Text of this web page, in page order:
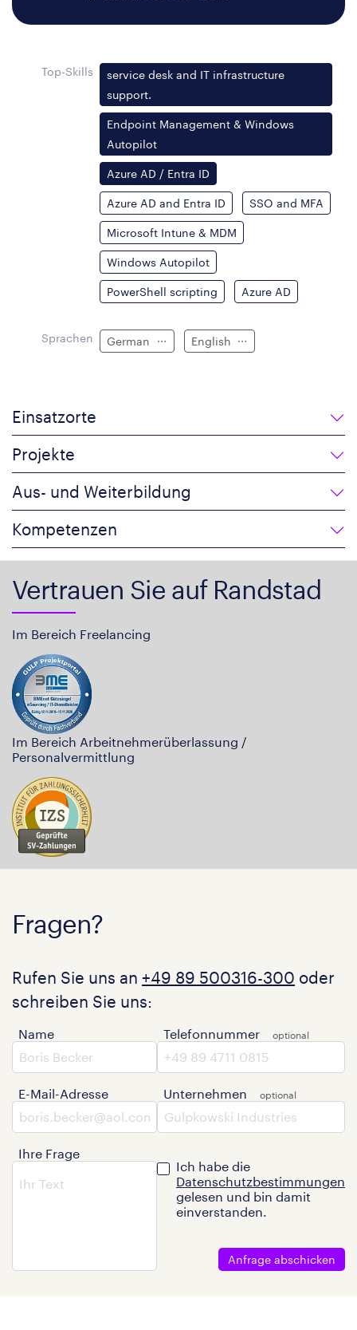
Top-Skills
service desk and IT infrastructure
support.
Endpoint Management & Windows
Autopilot
Azure AD / Entra ID
Azure AD and Entra ID SSO and MFA
Microsoft Intune & MDM
Windows Autopilot
PowerShell scripting Azure AD
Sprachen German English
Einsatzorte
Projekte
Aus- und Weiterbildung
Kompetenzen
Vertrauen Sie auf Randstad
Im Bereich Freelancing
Im Bereich Arbeitnehmerüberlassung /
Personalvermittlung
Fragen?
Rufen Sie uns an +49 89 500316-300 oder
schreiben Sie uns:
Name
E-Mail-Adresse
Ihre Frage
Telefonnummer
Unternehmen
Ich habe die
Datenschutzbestimmungen
gelesen und bin damit
einverstanden.
Anfrage abschicken